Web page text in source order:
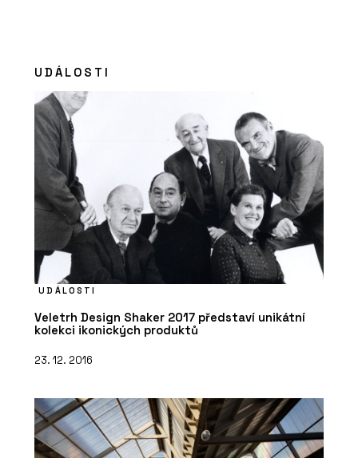
UDÁLOSTI
UDÁLOSTI
Veletrh Design Shaker 2017 představí unikátní
kolekci ikonických produktů
23. 12. 2016